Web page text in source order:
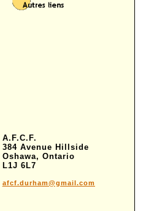
A. F.C. F.
384 Avenue Hillside
Oshawa, Ontario
L1J 6L7
afcf.durham@gmail.com